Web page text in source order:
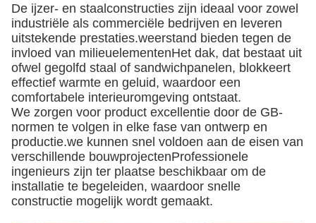
De ijzer- en staalconstructies zijn ideaal voor zowel
industriële als commerciële bedrijven en leveren
uitstekende prestaties.weerstand bieden tegen de
invloed van milieuelementenHet dak, dat bestaat uit
ofwel gegolfd staal of sandwichpanelen, blokkeert
effectief warmte en geluid, waardoor een
comfortabele interieuromgeving ontstaat.
We zorgen voor product excellentie door de GB-
normen te volgen in elke fase van ontwerp en
productie.we kunnen snel voldoen aan de eisen van
verschillende bouwprojectenProfessionele
ingenieurs zijn ter plaatse beschikbaar om de
installatie te begeleiden, waardoor snelle
constructie mogelijk wordt gemaakt.